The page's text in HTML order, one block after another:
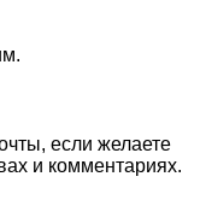
если желаете
и комментариях.